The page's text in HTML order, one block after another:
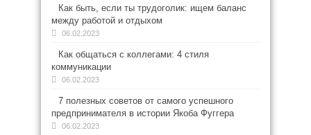
Как быть, если ты трудоголик: ищем баланс
между работой и отдыхом
06.02.2023
Как общаться с коллегами: 4 стиля
коммуникации
06.02.2023
7 полезных советов от самого успешного
предпринимателя в истории Якоба Фуггера
06.02.2023